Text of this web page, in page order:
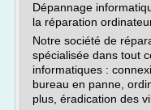
Dépannage
la réparation
Notre société de
spécialisée dans tout
informatiques :
bureau en panne,
plus, éradication des